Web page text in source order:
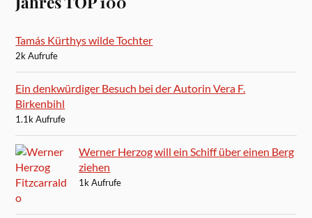
Tamás Kürthys wilde Tochter
2k Aufrufe
Ein denkwürdiger Besuch bei der Autorin Vera F.
Birkenbihl
1.1k Aufrufe
Werner Herzog will ein Schiff über einen Berg
ziehen
1k Aufrufe